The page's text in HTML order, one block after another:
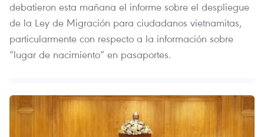
debatieron esta mañana el informe sobre el despliegue
de la Ley de Migración para ciudadanos vietnamitas,
particularmente con respecto a la información sobre
“lugar de nacimiento” en pasaportes.